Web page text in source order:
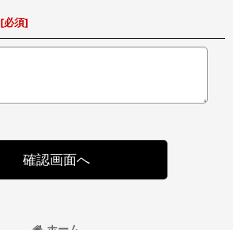
[必須]
確認画面へ